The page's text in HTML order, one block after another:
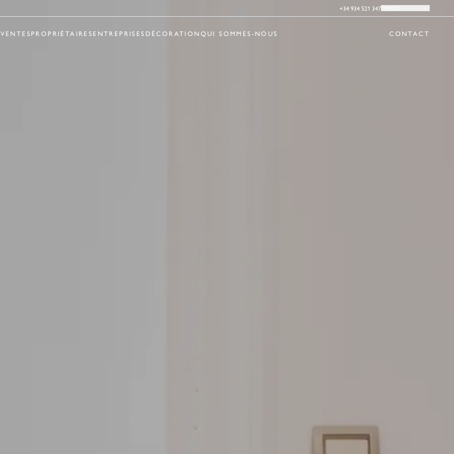
+34 934 521 347French
VENTESPROPRIÉTAIRESENTREPRISES DÉCORATION QUI SOMMES-NOUS CONTACT